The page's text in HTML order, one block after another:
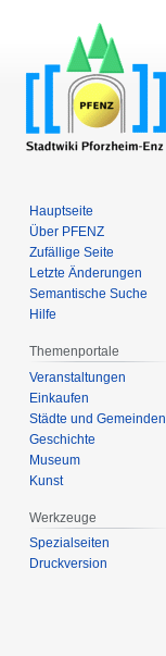
Hauptseite
Über PFENZ
Zufällige Seite
Letzte Änderungen
Semantische Suche
Hilfe
Themenportale
Veranstaltungen
Einkaufen
Städte und Gemeinden
Geschichte
Museum
Kunst
Werkzeuge
Spezialseiten
Druckversion